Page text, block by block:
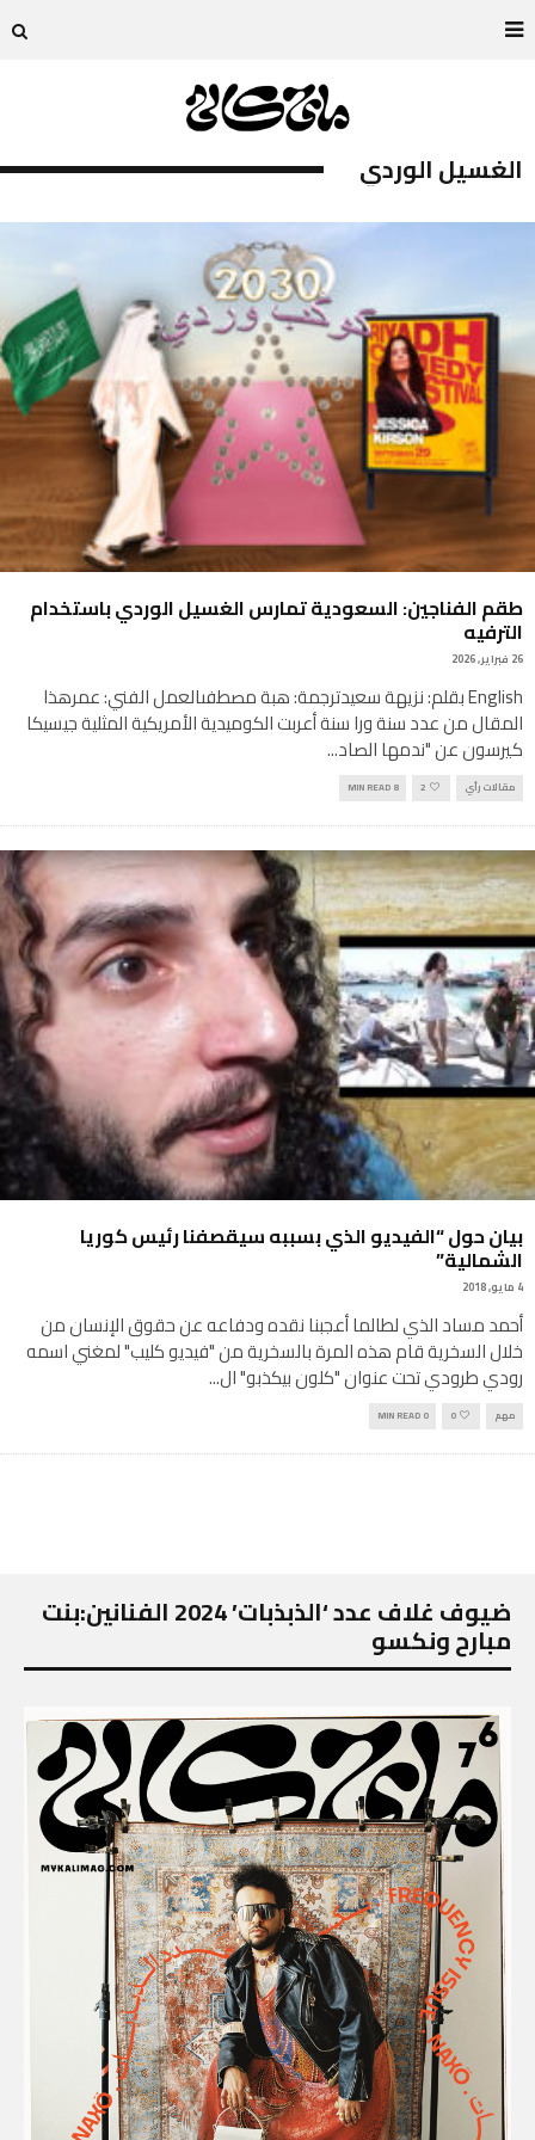
الغسيل الوردي
طقم الفناجين: السعودية تمارس الغسيل الوردي باستخدام
الترفيه
26 فبراير, 2026
English بقلم: نزيهة سعيدترجمة: هبة مصطفىالعمل الفني: عمرهذا
المقال من عدد سنة ورا سنة أعربت الكوميدية الأمريكية المثلية جيسيكا
كيرسون عن "ندمها الصاد...
مقالات رأي 2
8 MIN READ
بيان حول “الفيديو الذي بسببه سيقصفنا رئيس كوريا
الشمالية”
4 مايو, 2018
أحمد مساد الذي لطالما أعجبنا نقده ودفاعه عن حقوق الإنسان من
خلال السخرية قام هذه المرة بالسخرية من "فيديو كليب" لمغني اسمه
رودي طرودي تحت عنوان "كلون بيكذبو" ال...
مهم 0
0 MIN READ
ضيوف غلاف عدد ‘الذبذبات’ 2024 الفنانين:بنت
مبارح ونكسو